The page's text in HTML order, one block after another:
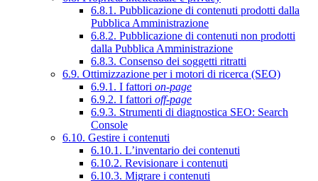
6.8.1. Pubblicazione di contenuti prodotti dalla
Pubblica Amministrazione
6.8.2. Pubblicazione di contenuti non prodotti
dalla Pubblica Amministrazione
6.8.3. Consenso dei soggetti ritratti
6.9. Ottimizzazione per i motori di ricerca (SEO)
6.9.1. I fattori on-page
6.9.2. I fattori off-page
6.9.3. Strumenti di diagnostica SEO: Search
Console
6.10. Gestire i contenuti
6.10.1. L’inventario dei contenuti
6.10.2. Revisionare i contenuti
6.10.3. Migrare i contenuti